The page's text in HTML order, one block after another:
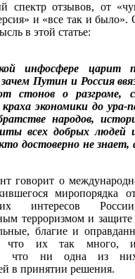
спектр отзывов, от
и «все так и было».
в этой статье:
инфосфере царит
Путин и Россия
стонов о разгроме,
краха экономики до ура-
народов,
всех добрых людей
достоверно не знает,
говорит о
миропорядка
интересов
терроризмом и защите
благие и
что их так много, и
что ни одна из
в принятии решения.